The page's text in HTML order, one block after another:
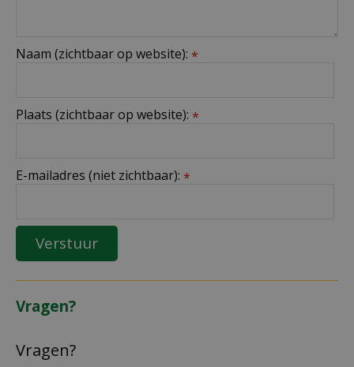
Naam (zichtbaar op website): *
Plaats (zichtbaar op website): *
E-mailadres (niet zichtbaar): *
Vragen?
Vragen?